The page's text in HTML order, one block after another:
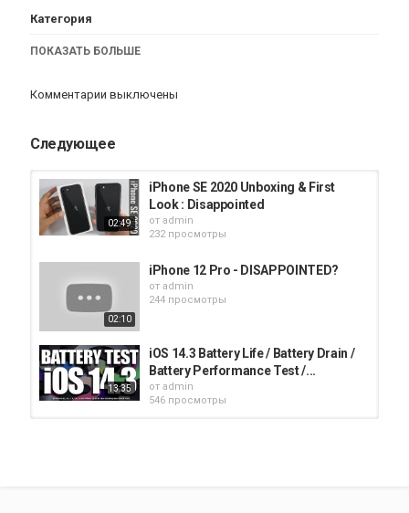
Категория
ПОКАЗАТЬ БОЛЬШЕ
Комментарии выключены
Следующее
02:49
iPhone SE 2020 Unboxing & First
Look : Disappointed
от admin
232 просмотры
02:10
iPhone 12 Pro - DISAPPOINTED?
от admin
244 просмотры
13:35
iOS 14.3 Battery Life / Battery Drain /
Battery Performance Test /...
от admin
546 просмотры